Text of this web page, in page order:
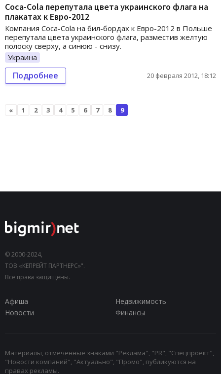
Coca-Cola перепутала цвета украинского флага на
плакатах к Евро-2012
Компания Coca-Cola на бил-бордах к Евро-2012 в Польше
перепутала цвета украинского флага, разместив желтую
полоску сверху, а синюю - снизу.
Украина
Подробнее 20 февраля 2012, 18:12
« 1 2 3 4 5 6 7 8 9
© 2000-2024,
ТОВ «КЕПРЕЙТ ПАРТНЕРС»".
Все права защищены.
Афиша
Недвижимость
Новости
Финансы
Материалы, отмеченные знаками "Реклама", "PR", "Спецпроект",
"Новости компаний", "Актуально", "Промо", публикуются на
правах рекламы.